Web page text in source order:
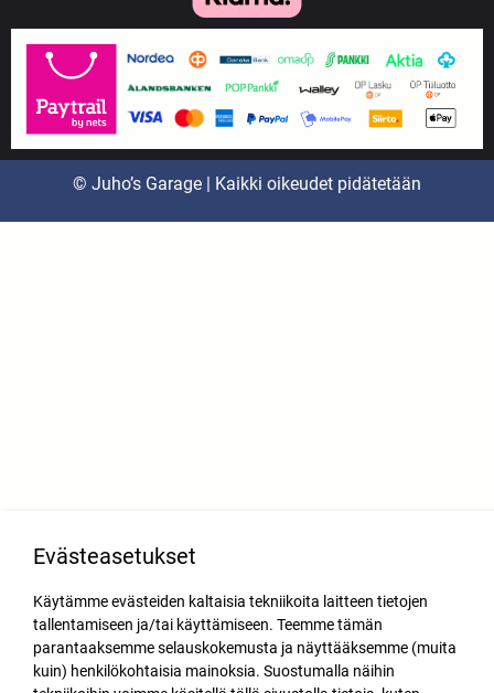
© Juho’s Garage | Kaikki oikeudet pidätetään
Evästeasetukset
Käytämme evästeiden kaltaisia tekniikoita laitteen tietojen
tallentamiseen ja/tai käyttämiseen. Teemme tämän
parantaaksemme selauskokemusta ja näyttääksemme (muita
kuin) henkilökohtaisia mainoksia. Suostumalla näihin